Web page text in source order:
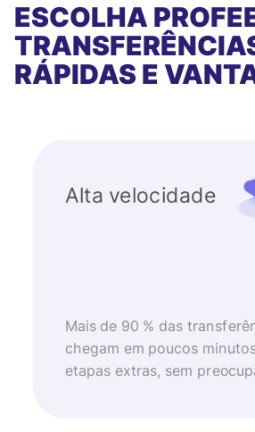
ESCOLHA
RÁPIDAS E
Alta velocidade
Mais de 90 % das
chegam em poucos
etapas extras, sem